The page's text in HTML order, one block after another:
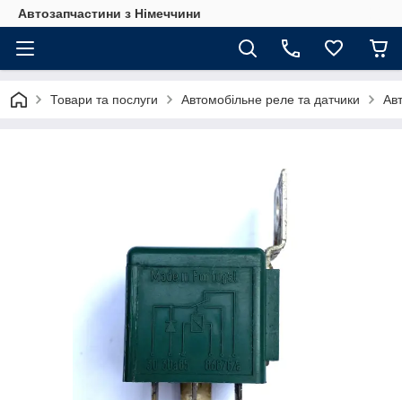
Автозапчастини з Німеччини
Товари та послуги Автомобільне реле та датчики